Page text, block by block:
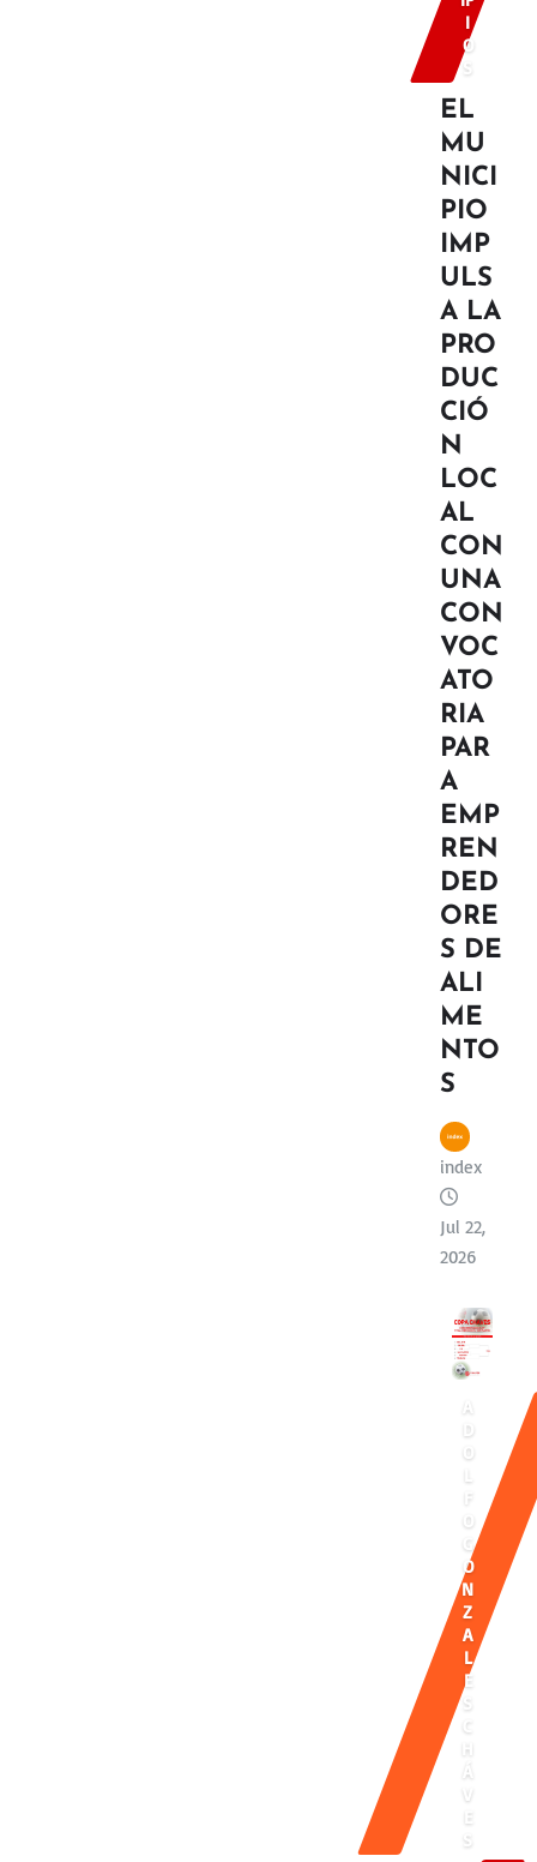
I
O
S
EL
MU
NICI
PIO
IMP
ULS
A LA
PRO
DUC
CIÓ
N
LOC
AL
CON
UNA
CON
VOC
ATO
RIA
PAR
A
EMP
REN
DED
ORE
S DE
ALI
ME
NTO
S
index
Jul 22,
2026
A
D
O
F
O
G
O
N
Z
A
L
E
S
C
H
Á
E
S